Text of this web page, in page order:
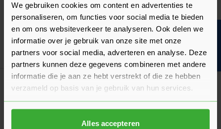
We gebruiken cookies om content en advertenties te
personaliseren, om functies voor social media te bieden
en om ons websiteverkeer te analyseren. Ook delen we
informatie over je gebruik van onze site met onze
partners voor social media, adverteren en analyse. Deze
partners kunnen deze gegevens combineren met andere
informatie die je aan ze hebt verstrekt of die ze hebben
verzameld op basis van je gebruik van hun services.
Alles accepteren
geluidsisolerend, vochtwerend en
standaard!
Steelies Spanhuls 6x60 - Doos à 200 stuks
28,74 per doos